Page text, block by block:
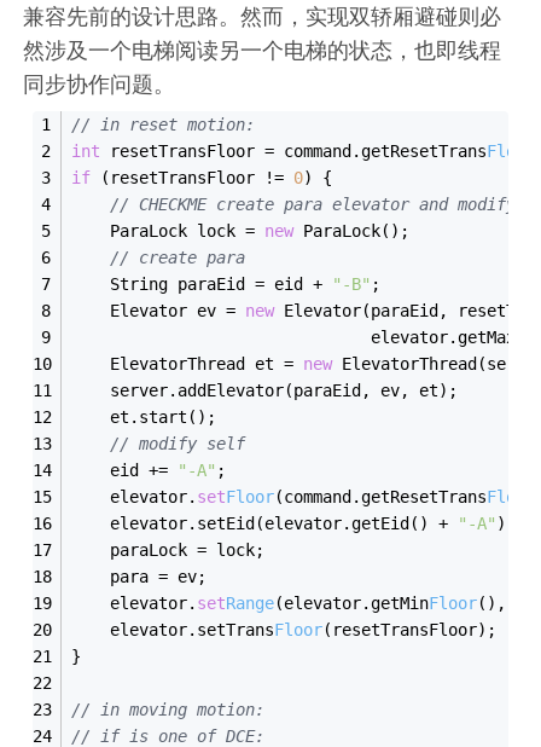
兼容先前的设计思路。然而，实现双轿厢避碰则必
然涉及一个电梯阅读另一个电梯的状态，也即线程
同步协作问题。
// in reset motion:
int resetTransFloor = command.getResetTransFloor
if (resetTransFloor != 0) {
// CHECKME create para elevator and modify
    ParaLock lock =
new ParaLock();
// create para
    String paraEid = eid +
"-B" ;
    Elevator ev =
new Elevator(paraEid,
                               elevator.getMax
    ElevatorThread et =
new
    server.addElevator(paraEid, ev, et);
    et.start();
// modify self
    eid +=
"-A" ;
    elevator.
setFloor(command.getResetTransFloor
    elevator.setEid(elevator.getEid() +
"-A" );
    paraLock = lock;
    para = ev;
    elevator.
setRange(elevator.getMinFloor(),
    elevator.setTrans
Floor(resetTransFloor);
}
// in moving motion:
//
if is one of DCE: